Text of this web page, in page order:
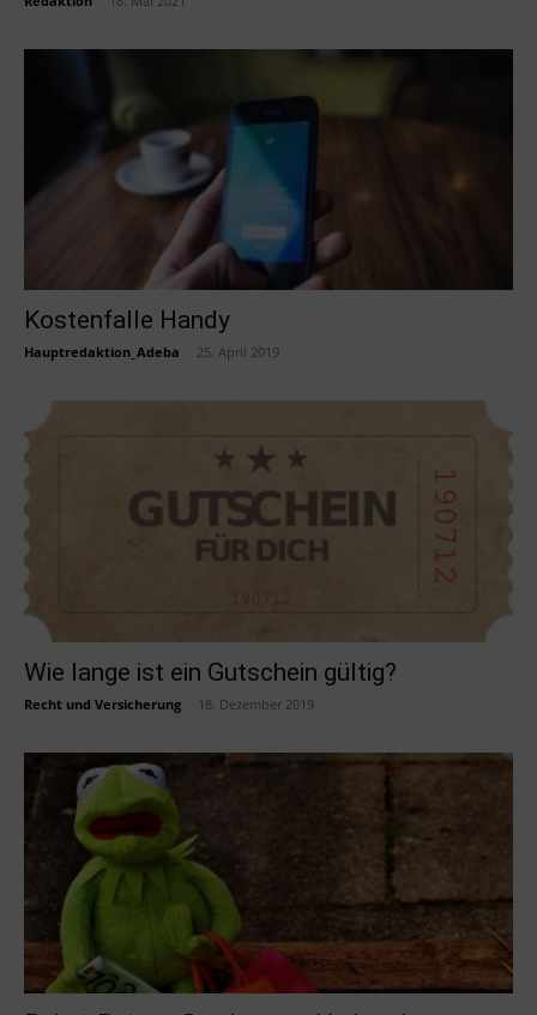
Kostenfalle Handy
Hauptredaktion_Adeba 25. April 2019
Wie lange ist ein Gutschein gültig?
Recht und Versicherung 18. Dezember 2019